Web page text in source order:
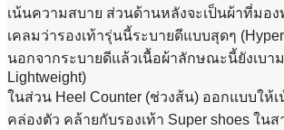
เน้นความสบาย ส่วนด้านหลังจะเป็นผ้าที่มอง
เคลมว่ารองเท้ารุ่นนี้ระบายดีแบบสุดๆ
นอกจากระบายดีแล้วเนื้อผ้าลักษณะนี้ยังเบา
Lightweight)
ในส่วน Heel Counter (ช่วงส้น) ออกแบบให้
คล่องตัว คล้ายกับรองเท้า Super shoes ใน